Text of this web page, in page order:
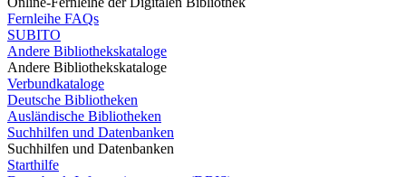
Fernleihe FAQs
SUBITO
Andere Bibliothekskataloge
Andere Bibliothekskataloge
Verbundkataloge
Deutsche Bibliotheken
Ausländische Bibliotheken
Suchhilfen und Datenbanken
Suchhilfen und Datenbanken
Starthilfe